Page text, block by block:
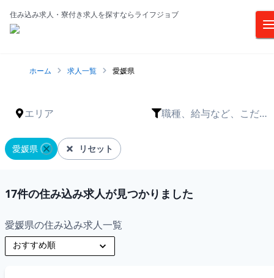
住み込み求人・寮付き求人を探すならライフジョブ
ホーム 求人一覧 愛媛県
エリア
職種、給与など、こだわ
愛媛県 リセット
17件の住み込み求人が見つかりました
愛媛県の住み込み求人一覧